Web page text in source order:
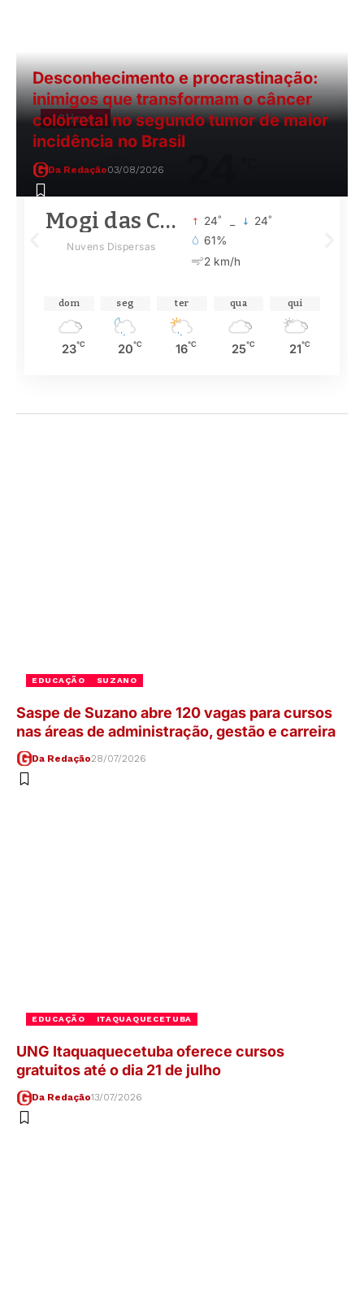
Desconhecimento e procrastinação:
inimigos que transformam o câncer
colorretal no segundo tumor de maior
incidência no Brasil
Da Redação03/08/2026
Clima
Mogi das Cruzes
Nuvens Dispersas
24° 24°
61%
2 km/h
dom
23°C
seg
20°C
ter
16°C
qua
25°C
qui
21°C
EDUCAÇÃO SUZANO
Saspe de Suzano abre 120 vagas para cursos
nas áreas de administração, gestão e carreira
Da Redação28/07/2026
EDUCAÇÃO ITAQUAQUECETUBA
UNG Itaquaquecetuba oferece cursos
gratuitos até o dia 21 de julho
Da Redação13/07/2026